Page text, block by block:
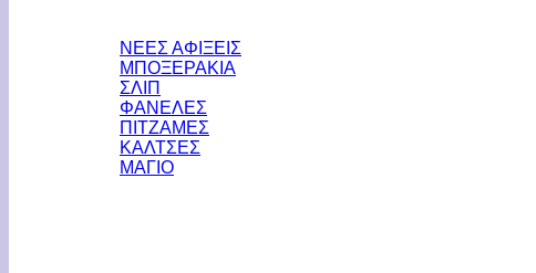
ΝΕΕΣ ΑΦΙΞΕΙΣ
ΜΠΟΞΕΡΑΚΙΑ
ΣΛΙΠ
ΦΑΝΕΛΕΣ
ΠΙΤΖΑΜΕΣ
ΚΑΛΤΣΕΣ
ΜΑΓΙΟ